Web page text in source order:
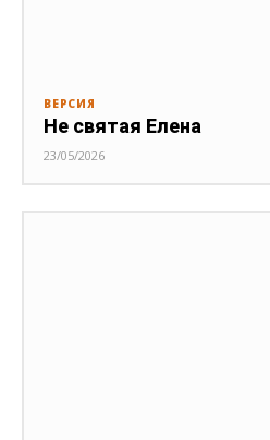
ВЕРСИЯ
Не святая Елена
23/05/2026